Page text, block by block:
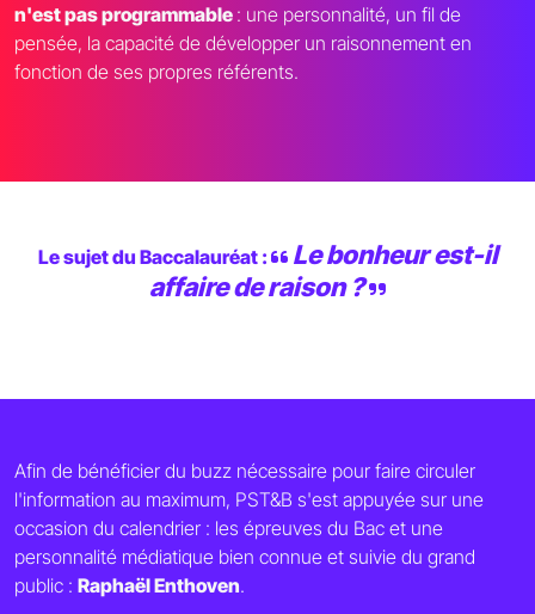
n'est pas programmable : une personnalité, un fil de
pensée, la capacité de développer un raisonnement en
fonction de ses propres référents.
Le sujet du Baccalauréat :
Le bonheur est-il
affaire de raison ?
Afin de bénéficier du buzz nécessaire pour faire circuler
l'information au maximum, PST&B s'est appuyée sur une
occasion du calendrier : les épreuves du Bac et une
personnalité médiatique bien connue et suivie du grand
public : Raphaël Enthoven.